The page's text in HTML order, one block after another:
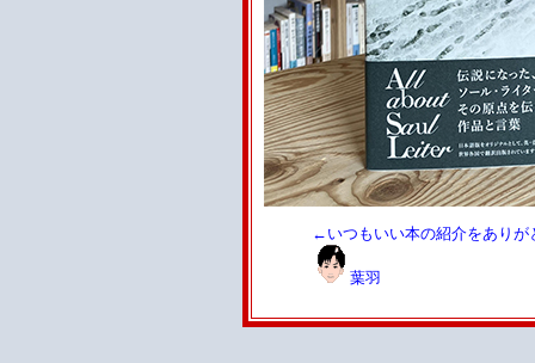
←いつもいい本の紹介をありが
葉羽